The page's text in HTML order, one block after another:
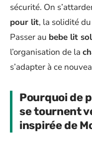
sécurité. On
pour lit, la solidité
Passer au bebe lit sol
l’organisation de la
s’adapter à ce
Pourquoi de
se tournent
inspirée de